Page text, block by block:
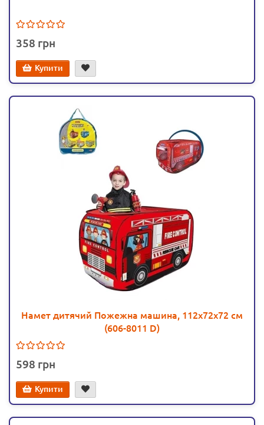
358
Купити
Намет дитячий Пожежна машина, 112х72х72 см
(606-8011 D)
598
Купити